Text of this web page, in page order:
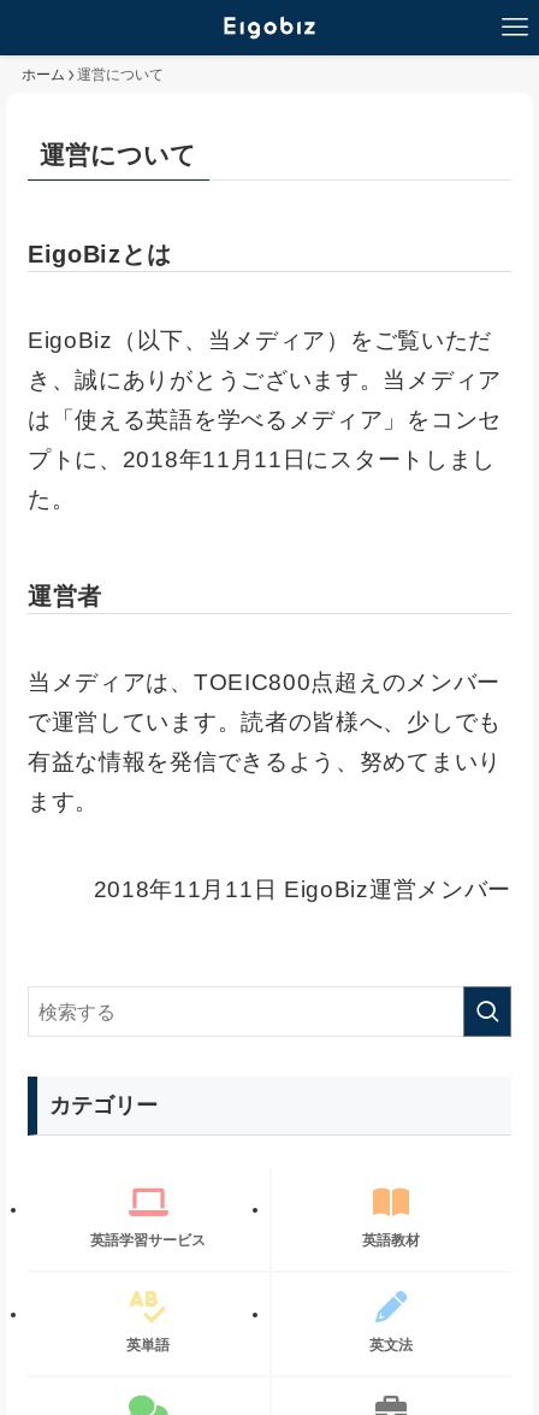
ホーム 運営について
運営について
EigoBizとは
EigoBiz（以下、当メディア）をご覧いただ
き、誠にありがとうございます。当メディア
は「使える英語を学べるメディア」をコンセ
プトに、2018年11月11日にスタートしまし
た。
運営者
当メディアは、TOEIC800点超えのメンバー
で運営しています。読者の皆様へ、少しでも
有益な情報を発信できるよう、努めてまいり
ます。
2018年11月11日 EigoBiz運営メンバー
カテゴリー
英語学習サービス 英語教材
英単語 英文法